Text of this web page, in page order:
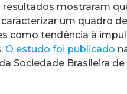
mostraram
um quadro
como tendência à
O estudo foi publicado
Sociedade Brasileira